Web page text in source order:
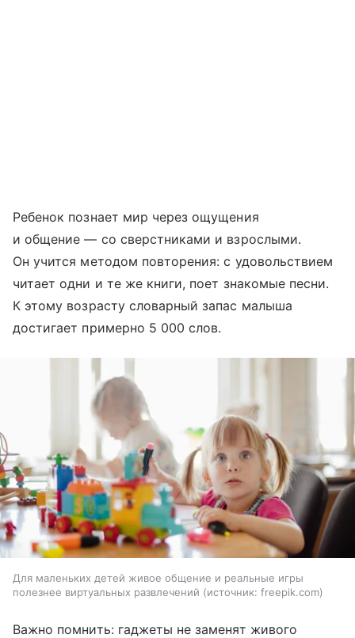
Ребенок познает мир через ощущения
и общение — со сверстниками и взрослыми.
Он учится методом повторения: с удовольствием
читает одни и те же книги, поет знакомые песни.
К этому возрасту словарный запас малыша
достигает примерно 5 000 слов.
Для маленьких детей живое общение и реальные игры
полезнее виртуальных развлечений
источник: freepik.com
Важно помнить: гаджеты не заменят живого